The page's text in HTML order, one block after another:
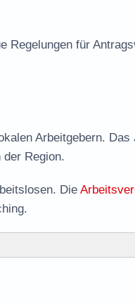
Regelungen für
Arbeitgebern. Das
Region.
Die